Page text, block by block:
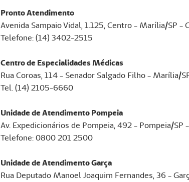
Pronto Atendimento
Avenida Sampaio Vidal, 1.125, Centro - Marília/SP -
Telefone: (14) 3402-2515
Centro de Especialidades Médicas
Rua Coroas, 114 - Senador Salgado Filho - Marília/
Tel. (14) 2105-6660
Unidade de Atendimento Pompeia
Av. Expedicionários de Pompeia, 492 - Pompeia/SP
Telefone: 0800 201 2500
Unidade de Atendimento Garça
Rua Deputado Manoel Joaquim Fernandes, 36 -